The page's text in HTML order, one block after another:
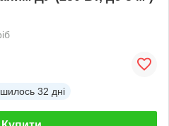
32 дні